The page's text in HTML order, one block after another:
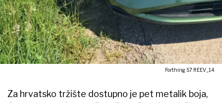
Forthing S7 REEV_14
Za hrvatsko tržište dostupno je pet metalik boja,